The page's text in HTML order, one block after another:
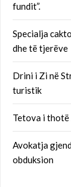
fundit”.
Specialja
dhe të tjerëve
Drini i Zi në
turistik
Tetova i thotë
Avokatja
obduksion